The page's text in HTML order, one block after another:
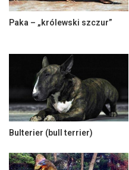
Paka – „królewski szczur”
Bulterier (bull terrier)